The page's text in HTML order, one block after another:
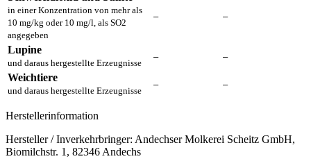
in einer Konzentration von mehr als
10 mg/kg oder 10 mg/l, als SO2
angegeben
– –
Lupine
und daraus hergestellte Erzeugnisse
– –
Weichtiere
und daraus hergestellte Erzeugnisse
– –
Herstellerinformation
Hersteller / Inverkehrbringer: Andechser Molkerei Scheitz GmbH,
Biomilchstr. 1, 82346 Andechs